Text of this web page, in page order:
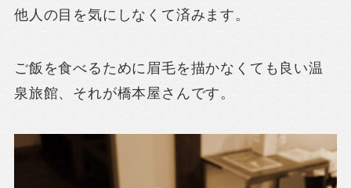
他人の目を気にしなくて済みます。
ご飯を食べるために眉毛を描かなくても良い温
泉旅館、それが橋本屋さんです。